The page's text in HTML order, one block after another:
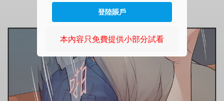
登陸賬戶
本內容只免費提供小部分試看